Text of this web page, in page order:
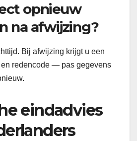
opnieuw
na afwijzing?
Bij afwijzing krijgt u een
en redencode — pas gegevens
eindadvies